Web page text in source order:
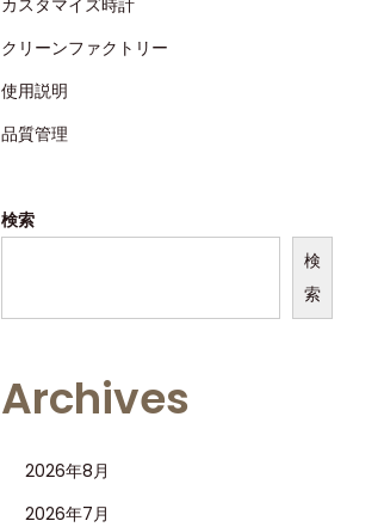
カスタマイズ時計
クリーンファクトリー
使用説明
品質管理
検索
検
索
Archives
2026年8月
2026年7月